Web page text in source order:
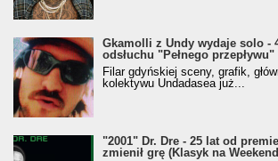
Gkamolli z Undy wydaje solo -
odsłuchu "Pełnego przepływu"
Filar gdyńskiej sceny, grafik,
kolektywu Undadasea już...
"2001" Dr. Dre - 25 lat od
zmienił grę (Klasyk na